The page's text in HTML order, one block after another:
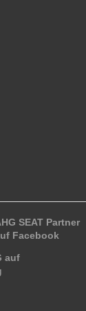
SEAT Partner
Facebook
auf